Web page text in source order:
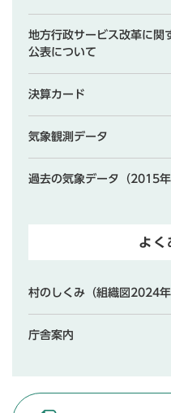
地方行政サービス改革に関
公表について
決算カード
気象観測データ
過去の気象データ（2015年
よく
村のしくみ（組織図2024年
庁舎案内